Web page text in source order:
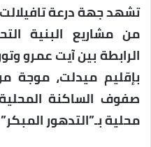
تشهد جهة درعة
من مشاريع البنية
الرابطة بين آيت عمرو
بإقليم ميدلت، موجة
صفوف الساكنة
محلية بـ”التدهور